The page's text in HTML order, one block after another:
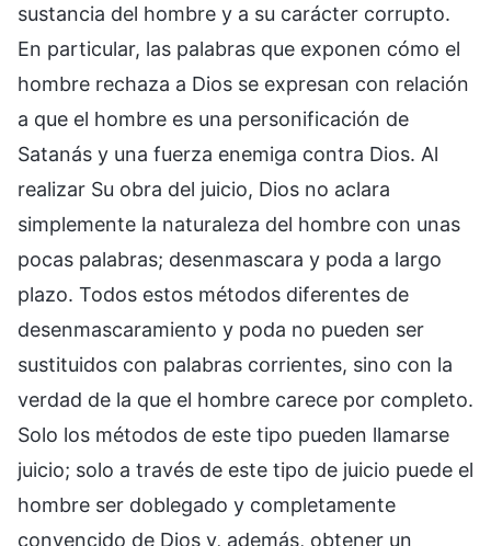
sustancia del hombre y a su carácter corrupto.
En particular, las palabras que exponen cómo el
hombre rechaza a Dios se expresan con relación
a que el hombre es una personificación de
Satanás y una fuerza enemiga contra Dios. Al
realizar Su obra del juicio, Dios no aclara
simplemente la naturaleza del hombre con unas
pocas palabras; desenmascara y poda a largo
plazo. Todos estos métodos diferentes de
desenmascaramiento y poda no pueden ser
sustituidos con palabras corrientes, sino con la
verdad de la que el hombre carece por completo.
Solo los métodos de este tipo pueden llamarse
juicio; solo a través de este tipo de juicio puede el
hombre ser doblegado y completamente
convencido de Dios y, además, obtener un